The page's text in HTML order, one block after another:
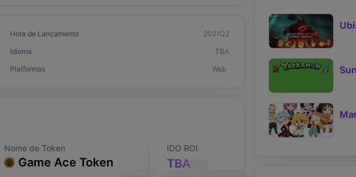
Hora de Lançamento
2021Q2
İdioma
TBA
Platformas
Web
Nome de Token
Game Ace Token
IDO ROI
TBA